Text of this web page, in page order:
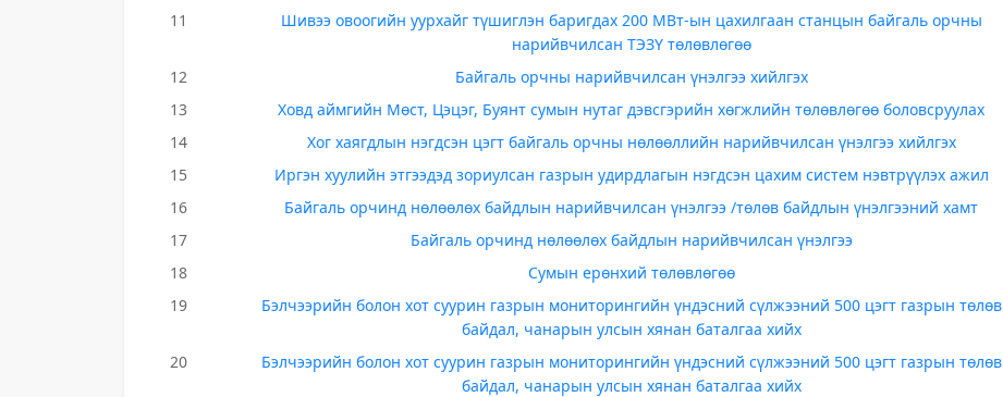
11
Шивээ овоогийн уурхайг түшиглэн баригдах 200 МВт-ын цахилгаан станцын байгаль орчны
нарийвчилсан ТЭЗҮ төлөвлөгөө
12 Байгаль орчны нарийвчилсан үнэлгээ хийлгэх
13
Ховд аймгийн Мөст, Цэцэг, Буянт сумын нутаг дэвсгэрийн хөгжлийн төлөвлөгөө боловсруулах
14
Хог хаягдлын нэгдсэн цэгт байгаль орчны нөлөөллийн нарийвчилсан үнэлгээ хийлгэх
15
Иргэн хуулийн этгээдэд зориулсан газрын удирдлагын нэгдсэн цахим систем нэвтрүүлэх ажил
16
Байгаль орчинд нөлөөлөх байдлын нарийвчилсан үнэлгээ /төлөв байдлын үнэлгээний хамт
17
Байгаль орчинд нөлөөлөх байдлын нарийвчилсан үнэлгээ
18
Сумын ерөнхий төлөвлөгөө
19
Бэлчээрийн болон хот суурин газрын мониторингийн үндэсний сүлжээний 500 цэгт газрын төлөв
байдал, чанарын улсын хянан баталгаа хийх
20
Бэлчээрийн болон хот суурин газрын мониторингийн үндэсний сүлжээний 500 цэгт газрын төлөв
байдал, чанарын улсын хянан баталгаа хийх